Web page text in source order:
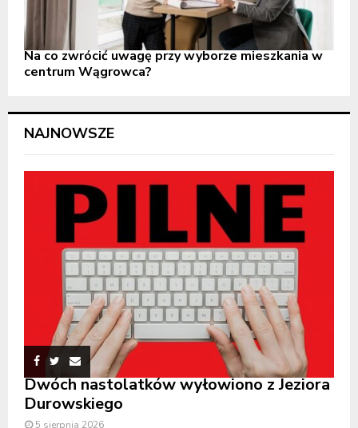
Na co zwrócić uwagę przy wyborze mieszkania w
centrum Wągrowca?
NAJNOWSZE
Dwóch nastolatków wyłowiono z Jeziora
Durowskiego
5 sierpnia 2026